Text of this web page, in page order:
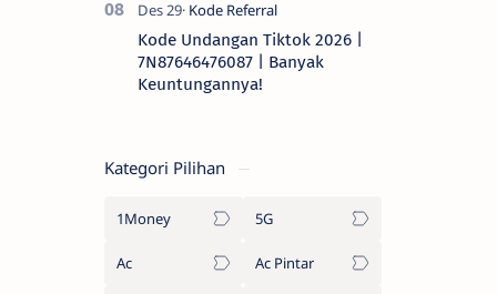
Kode Undangan Tiktok 2026 |
7N87646476087 | Banyak
Keuntungannya!
Kategori Pilihan
1Money 5G
Ac Ac Pintar